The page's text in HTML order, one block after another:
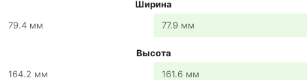
Ширина
79.4 мм
77.9 мм
Высота
164.2 мм
161.6 мм